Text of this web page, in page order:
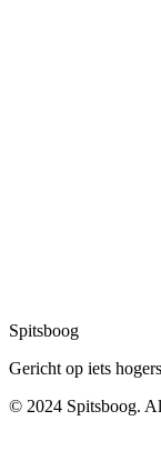
Spitsboog
Gericht op iets
© 2024 Spitsboog.